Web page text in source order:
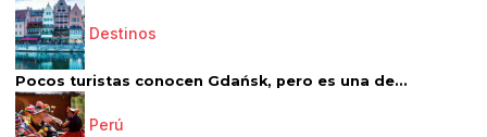
Destinos
Pocos turistas conocen Gdańsk, pero es una de...
Perú